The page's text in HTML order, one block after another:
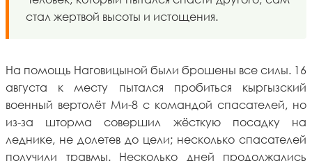
стал жертвой высоты и истощения.
На помощь Наговицыной были брошены все силы. 16
августа к месту пытался пробиться кыргызский
военный вертолёт Ми-8 с командой спасателей, но
из-за шторма совершил жёсткую посадку на
леднике, не долетев до цели; несколько спасателей
получили травмы. Несколько дней продолжались